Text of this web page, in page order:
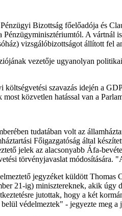
Bizottság főelőadója és
A
vizsgálóbizottságot állított fel
vezetője ugyanolyan
szavazás idején a
közvetlen hatással van a
tudatában volt az
Főigazgatóság által
jelek az alacsonyabb Áfa-
törvényjavaslat módosítására.
jegyzéket küldött
21-ig) minisztereknek, akik
jutottak, hogy a két
védelmeztek" - jegyezte meg a